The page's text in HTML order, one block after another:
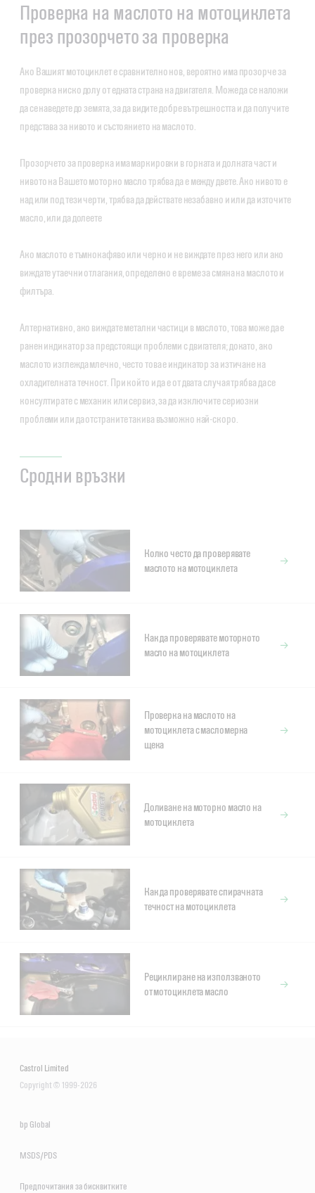
Проверка на маслото на мотоциклета
през прозорчето за проверка
Ако Вашият мотоциклет е сравнително нов, вероятно има прозорче за
проверка ниско долу от едната страна на двигателя. Може да се наложи
да се наведете до земята, за да видите добре вътрешността и да получите
представа за нивото и състоянието на маслото.
Прозорчето за проверка има маркировки в горната и долната част и
нивото на Вашето моторно масло трябва да е между двете. Ако нивото е
над или под тези черти, трябва да действате незабавно и или да източите
масло, или да долеете
Ако маслото е тъмнокафяво или черно и не виждате през него или ако
виждате утаечни отлагания, определено е време за смяна на маслото и
филтъра.
Алтернативно, ако виждате метални частици в маслото, това може да е
ранен индикатор за предстоящи проблеми с двигателя; докато, ако
маслото изглежда млечно, често това е индикатор за изтичане на
охладителната течност. При който и да е от двата случая трябва да се
консултирате с механик или сервиз, за да изключите сериозни
проблеми или да отстраните такива възможно най-скоро.
Сродни връзки
Колко често да проверявате
маслото на мотоциклета
Как да проверявате моторното
масло на мотоциклета
Проверка на маслото на
мотоциклета с масломерна
щека
Доливане на моторно масло на
мотоциклета
Как да проверявате спирачната
течност на мотоциклета
Рециклиране на използваното
от мотоциклета масло
Castrol Limited
Copyright © 1999-2026
bp Global
MSDS/PDS
Предпочитания за бисквитките